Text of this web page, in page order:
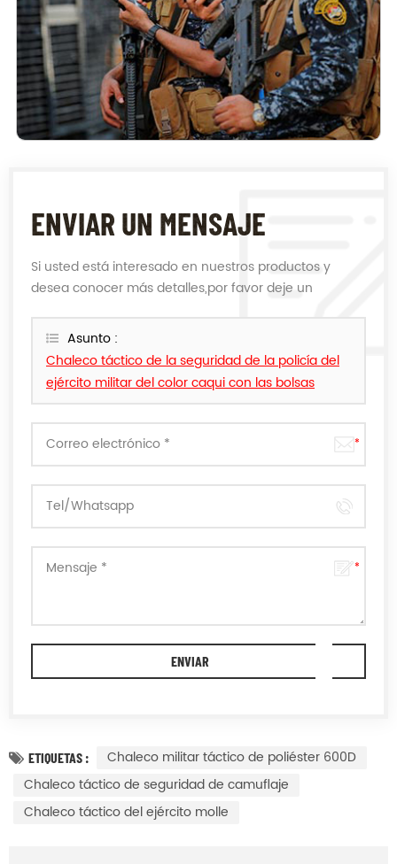
ENVIAR UN MENSAJE
Si usted está interesado en nuestros productos y
desea conocer más detalles,por favor deje un
podamos.Asunto :
Chaleco táctico de la seguridad de la policía del
ejército militar del color caqui con las bolsas
ETIQUETAS :
Chaleco militar táctico de poliéster 600D
Chaleco táctico de seguridad de camuflaje
Chaleco táctico del ejército molle